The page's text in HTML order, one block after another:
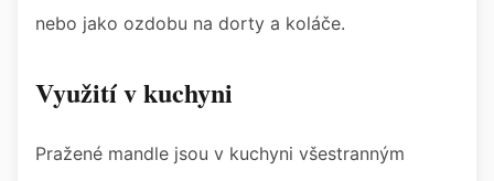
nebo jako ozdobu na dorty a koláče.
Využití v kuchyni
Pražené mandle jsou v kuchyni všestranným